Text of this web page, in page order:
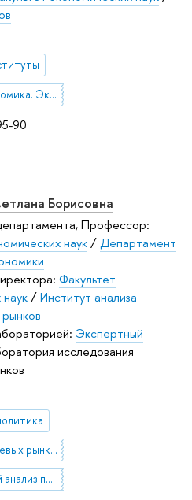
90
06.00.00 Экономика. Экономические науки
Борисовна
Профессор:
наук/Департамент
Факультет
/Институт анализа
Экспертный
исследования
теория отраслевых рынков
экономический анализ права